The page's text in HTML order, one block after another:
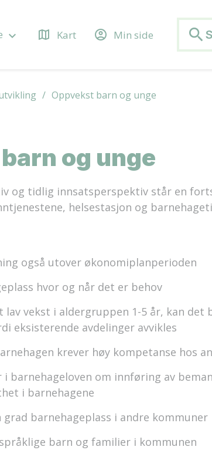
keyboard_arrow_down map Kart account_circle Min side search
Oppvekst barn og unge
og unge
og tidlig innsatsperspektiv står en
helsestasjon og
også utover økonomiplanperioden
hvor og når det er behov
vekst i aldergruppen 1-5 år, kan det
eksisterende avdelinger avvikles
krever høy kompetanse hos
i barnehageloven om innføring av
i barnehagene
grad barnehageplass i andre kommuner
barn og familier i kommunen